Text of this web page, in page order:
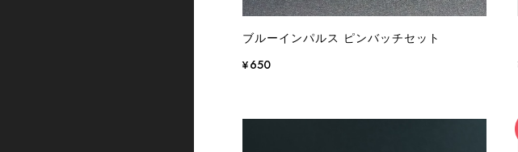
ブルーインパルス ピンバッチセット
¥650